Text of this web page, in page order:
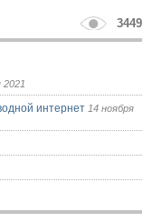
3449
2021
интернет 14 ноября